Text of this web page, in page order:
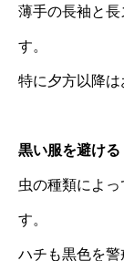
薄手の長袖と
す。
特に夕方以降は
黒い服を避ける
虫の種類によ
す。
ハチも黒色を警